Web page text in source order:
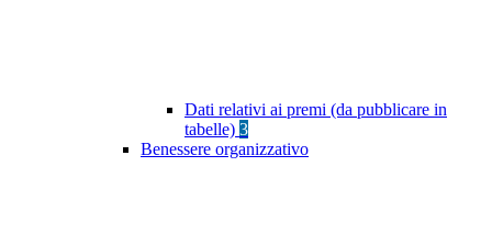
Dati relativi ai premi (da pubblicare in
tabelle) 3
Benessere organizzativo